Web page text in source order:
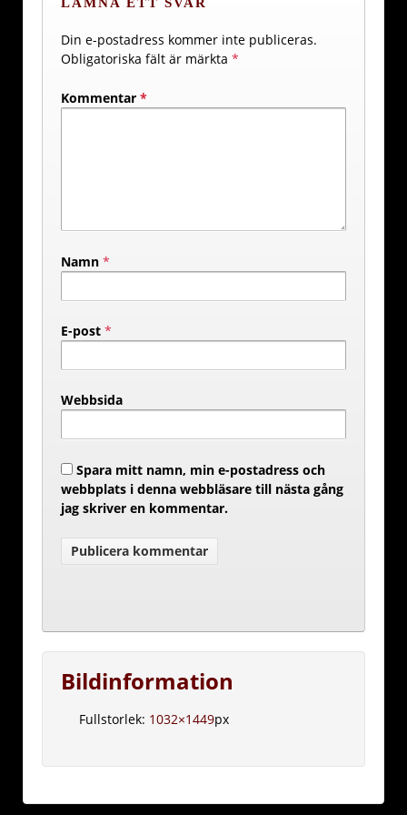
Din e-postadress kommer inte publiceras.
Obligatoriska fält är märkta *
Kommentar *
Namn *
E-post *
Webbsida
Spara mitt namn, min e-postadress och
webbplats i denna webbläsare till nästa gång
jag skriver en kommentar.
Bildinformation
Fullstorlek: 1032×1449px